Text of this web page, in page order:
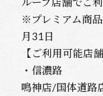
※プレミアム商
月31日
【ご利用可能店舗
・信濃路
鳴神店/国体道路